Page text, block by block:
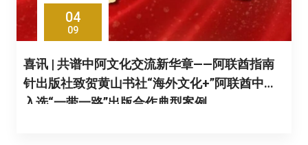
04
09
喜讯 | 共谱中阿文化交流新华章——阿联酋指南
针出版社致贺黄山书社“海外文化+”阿联酋中心
入选“一带一路”出版合作典型案例